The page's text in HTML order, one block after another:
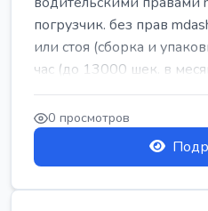
погрузчик. без прав
или стоя (сборка и
час (до 13000 шек. в
0 просмотров